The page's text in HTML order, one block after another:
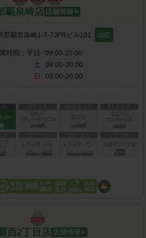
覇泉崎店
那覇市泉崎1-7-7JPRビル101 地図
時間： 平日
09:00-20:00
土
08:00-20:00
日
08:00-20:00
西2丁目店